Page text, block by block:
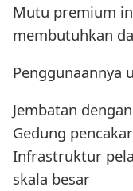
Mutu premium
membutuhkan
Penggunaannya
Jembatan
Gedung
Infrastruktur
skala besar